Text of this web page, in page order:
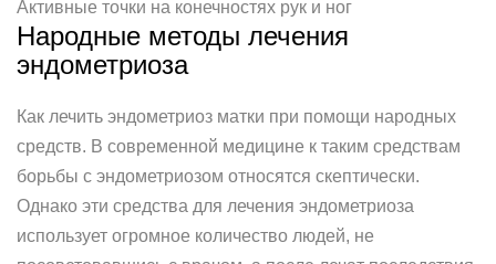
Активные точки на конечностях рук и ног
Народные методы лечения
эндометриоза
Как лечить эндометриоз матки при помощи народных
средств. В современной медицине к таким средствам
борьбы с эндометриозом относятся скептически.
Однако эти средства для лечения эндометриоза
использует огромное количество людей, не